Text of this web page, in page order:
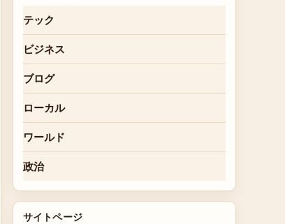
テック
ビジネス
ブログ
ローカル
ワールド
政治
サイトページ